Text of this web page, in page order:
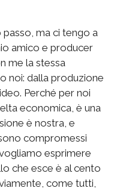
ma ci tengo a
amico e producer
me la stessa
noi: dalla produzione
Perché per noi
economica, è una
è nostra, e
compromessi
esprimere
che esce è al cento
come tutti,